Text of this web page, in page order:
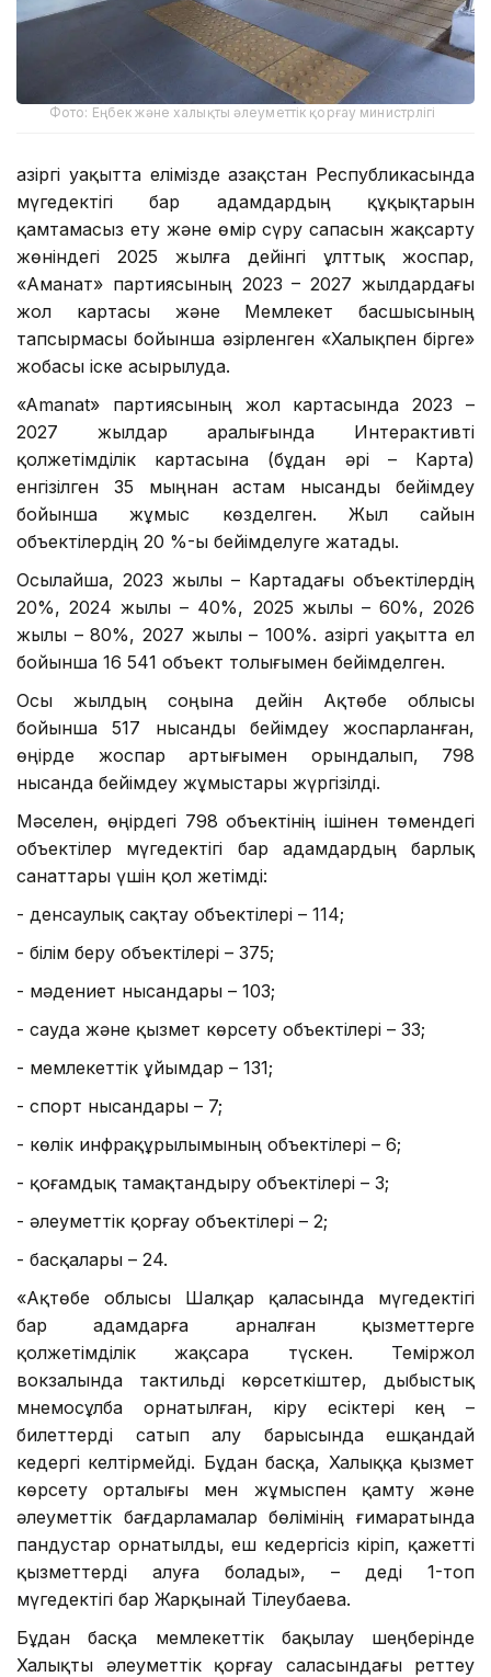
Фото: Еңбек және халықты әлеуметтік қорғау министрлігі
Қазіргі уақытта елімізде Қазақстан Республикасында
мүгедектігі бар адамдардың құқықтарын
қамтамасыз ету және өмір сүру сапасын жақсарту
жөніндегі 2025 жылға дейінгі ұлттық жоспар,
«Аманат» партиясының 2023 – 2027 жылдардағы
жол картасы және Мемлекет басшысының
тапсырмасы бойынша әзірленген «Халықпен бірге»
жобасы іске асырылуда.
«Amanat» партиясының жол картасында 2023 –
2027 жылдар аралығында Интерактивті
қолжетімділік картасына (бұдан әрі – Карта)
енгізілген 35 мыңнан астам нысанды бейімдеу
бойынша жұмыс көзделген. Жыл сайын
объектілердің 20 %-ы бейімделуге жатады.
Осылайша, 2023 жылы – Картадағы объектілердің
20%, 2024 жылы – 40%, 2025 жылы – 60%, 2026
жылы – 80%, 2027 жылы – 100%. Қазіргі уақытта ел
бойынша 16 541 объект толығымен бейімделген.
Осы жылдың соңына дейін Ақтөбе облысы
бойынша 517 нысанды бейімдеу жоспарланған,
өңірде жоспар артығымен орындалып, 798
нысанда бейімдеу жұмыстары жүргізілді.
Мәселен, өңірдегі 798 объектінің ішінен төмендегі
объектілер мүгедектігі бар адамдардың барлық
санаттары үшін қол жетімді:
- денсаулық сақтау объектілері – 114;
- білім беру объектілері – 375;
- мәдениет нысандары – 103;
- сауда және қызмет көрсету объектілері – 33;
- мемлекеттік ұйымдар – 131;
- спорт нысандары – 7;
- көлік инфрақұрылымының объектілері – 6;
- қоғамдық тамақтандыру объектілері – 3;
- әлеуметтік қорғау объектілері – 2;
- басқалары – 24.
«Ақтөбе облысы Шалқар қаласында мүгедектігі
бар адамдарға арналған қызметтерге
қолжетімділік жақсара түскен. Теміржол
вокзалында тактильді көрсеткіштер, дыбыстық
мнемосұлба орнатылған, кіру есіктері кең –
билеттерді сатып алу барысында ешқандай
кедергі келтірмейді. Бұдан басқа, Халыққа қызмет
көрсету орталығы мен жұмыспен қамту және
әлеуметтік бағдарламалар бөлімінің ғимаратында
пандустар орнатылды, еш кедергісіз кіріп, қажетті
қызметтерді алуға болады», – деді 1-топ
мүгедектігі бар Жарқынай Тілеубаева.
Бұдан басқа мемлекеттік бақылау шеңберінде
Халықты әлеуметтік қорғау саласындағы реттеу